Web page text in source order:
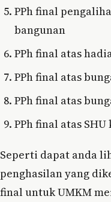
PPh final
bangunan
PPh final atas
PPh final atas
PPh final atas
PPh final atas
Seperti dapat anda
penghasilan yang
final untuk UMKM